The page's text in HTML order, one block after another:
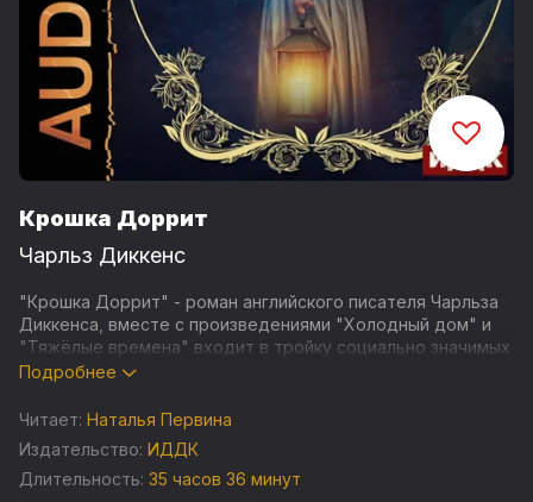
Крошка Доррит
Чарльз Диккенс
"Крошка Доррит" - роман английского писателя Чарльза
Диккенса, вместе с произведениями "Холодный дом" и
"Тяжёлые времена" входит в тройку социально значимых
работ автора. Роман разделён на две книги: книгу первую
происходят в Англии начала XIX века. Диккенс повествует
параллельно вскрывая пороки государственной системы,
душащей всё прогрессивное в стране.
Подробнее
Читает: Наталья Первина
Издательство: ИДДК
Длительность: 35 часов 36 минут